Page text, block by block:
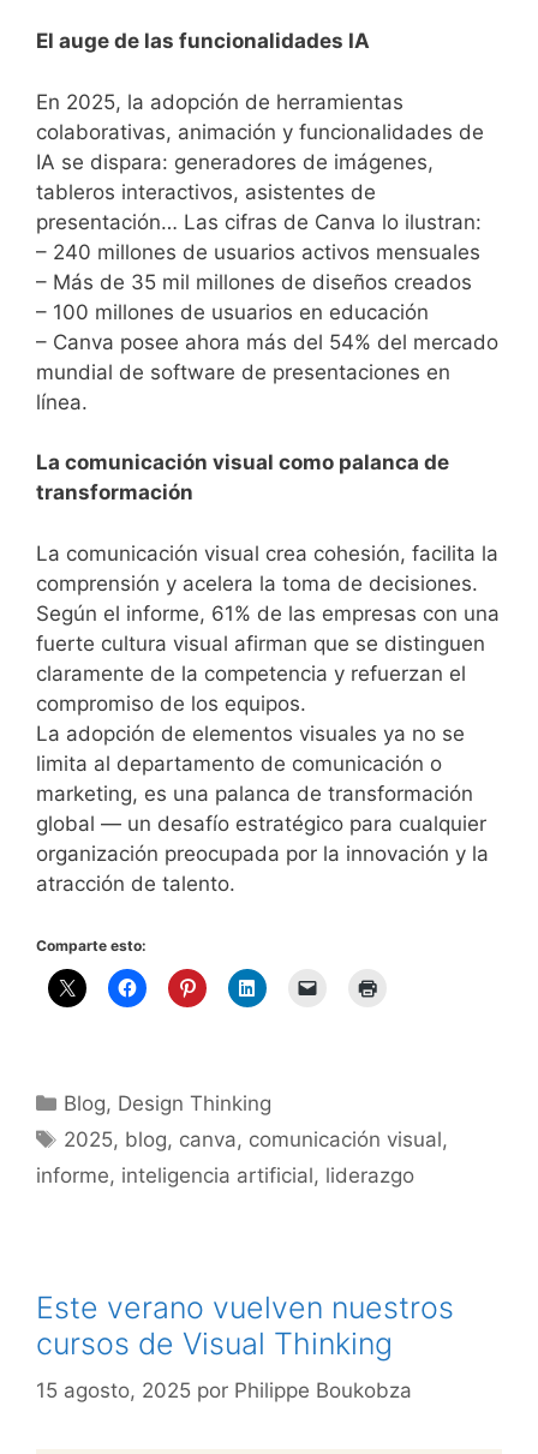
El auge de las funcionalidades IA
En 2025, la adopción de herramientas
colaborativas, animación y funcionalidades de
IA se dispara: generadores de imágenes,
tableros interactivos, asistentes de
presentación… Las cifras de Canva lo ilustran:
– 240 millones de usuarios activos mensuales
– Más de 35 mil millones de diseños creados
– 100 millones de usuarios en educación
– Canva posee ahora más del 54% del mercado
mundial de software de presentaciones en
línea.
La comunicación visual como palanca de
transformación
La comunicación visual crea cohesión, facilita la
comprensión y acelera la toma de decisiones.
Según el informe, 61% de las empresas con una
fuerte cultura visual afirman que se distinguen
claramente de la competencia y refuerzan el
compromiso de los equipos.
La adopción de elementos visuales ya no se
limita al departamento de comunicación o
marketing, es una palanca de transformación
global — un desafío estratégico para cualquier
organización preocupada por la innovación y la
atracción de talento.
Comparte esto:
Categorías
Blog, Design Thinking
Etiquetas
2025, blog, canva, comunicación visual,
informe, inteligencia artificial, liderazgo
Este verano vuelven nuestros
cursos de Visual Thinking
15 agosto, 2025 por Philippe Boukobza